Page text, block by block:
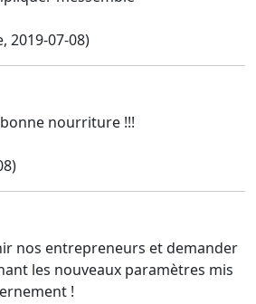
2019-07-08)
nourriture !!!
nos entrepreneurs et demander
les nouveaux paramètres mis
!